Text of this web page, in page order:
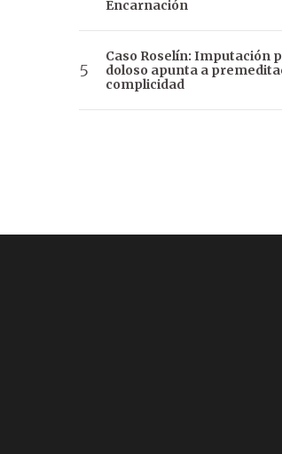
Encarnación
Caso Roselín: Imputación
doloso apunta a
complicidad